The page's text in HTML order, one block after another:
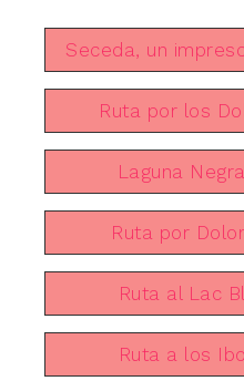
Seceda, un
Ruta por los
Laguna
Ruta por
Ruta al Lac
Ruta a los